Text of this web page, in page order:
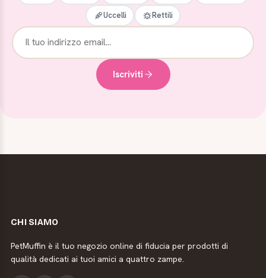
Uccelli Rettili
Iscriviti
CHI SIAMO
PetMuffin è il tuo negozio online di fiducia per prodotti di
qualità dedicati ai tuoi amici a quattro zampe.